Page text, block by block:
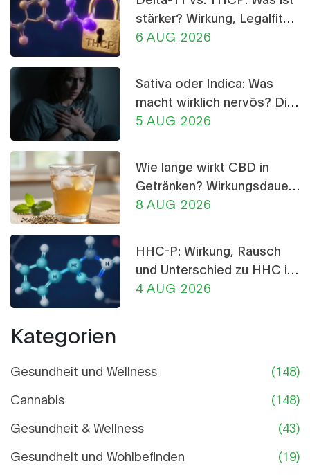
stärker? Wirkung, Legalfität
und Risiken im Vergleich
6 AUG 2026
Sativa oder Indica: Was
macht wirklich nervös? Die
Wahrheit über CBD-
5 AUG 2026
Wie lange wirkt CBD in
Getränken? Wirkungsdauer,
Tipps & Dosierung
8 AUG 2026
HHC-P: Wirkung, Rausch
und Unterschied zu HHC im
Detail
4 AUG 2026
Kategorien
Gesundheit und Wellness
(148)
Cannabis
(148)
Gesundheit & Wellness
(43)
Gesundheit und Wohlbefinden
(19)